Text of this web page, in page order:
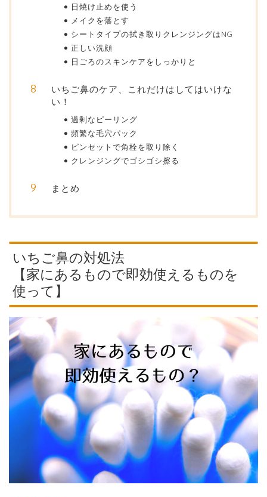
日焼け止めを使う
メイクを落とす
シートタイプの拭き取りクレンジングはNG
正しい洗顔
日ごろのスキンケアをしっかりと
いちご鼻のケア、これだけはしてはいけな
い！
過剰なピーリング
頻繁な毛穴パック
ピンセットで角栓を取り除く
クレンジングでゴシゴシ擦る
まとめ
いちご鼻の対処法
【家にあるもので即効使えるものを
使って】